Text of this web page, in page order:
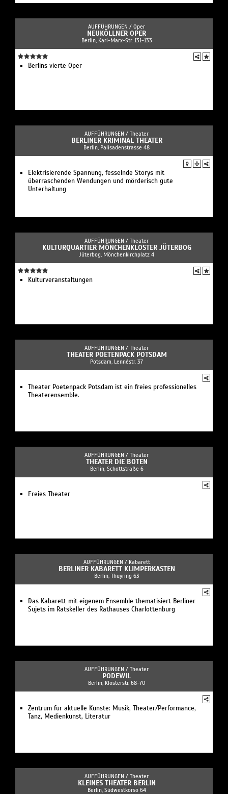
AUFFÜHRUNGEN / Oper
NEUKÖLLNER OPER
Berlin, Karl-Marx-Str. 131-133
Berlins vierte Oper
AUFFÜHRUNGEN / Theater
BERLINER KRIMINAL THEATER
Berlin, Palisadenstrasse 48
Elektrisierende Spannung, fesselnde Storys mit
überraschenden Wendungen und mörderisch gute
Unterhaltung
AUFFÜHRUNGEN / Theater
KULTURQUARTIER MÖNCHENKLOSTER JÜTERBOG
Jüterbog, Mönchenkirchplatz 4
Kulturveranstaltungen
AUFFÜHRUNGEN / Theater
THEATER POETENPACK POTSDAM
Potsdam, Lennéstr. 37
Theater Poetenpack Potsdam ist ein freies professionelles
Theaterensemble.
AUFFÜHRUNGEN / Theater
THEATER DIE BOTEN
Berlin, Schottstraße 6
Freies Theater
AUFFÜHRUNGEN / Kabarett
BERLINER KABARETT KLIMPERKASTEN
Berlin, Thuyring 63
Das Kabarett mit eigenem Ensemble thematisiert Berliner
Sujets im Ratskeller des Rathauses Charlottenburg
AUFFÜHRUNGEN / Theater
PODEWIL
Berlin, Klosterstr. 68-70
Zentrum für aktuelle Künste: Musik, Theater/Performance,
Tanz, Medienkunst, Literatur
AUFFÜHRUNGEN / Theater
KLEINES THEATER BERLIN
Berlin, Südwestkorso 64